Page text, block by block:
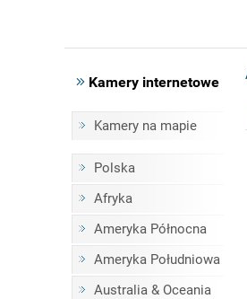
Kamery internetowe
Kamery na mapie
Polska
Afryka
Ameryka Północna
Ameryka Południowa
Australia & Oceania